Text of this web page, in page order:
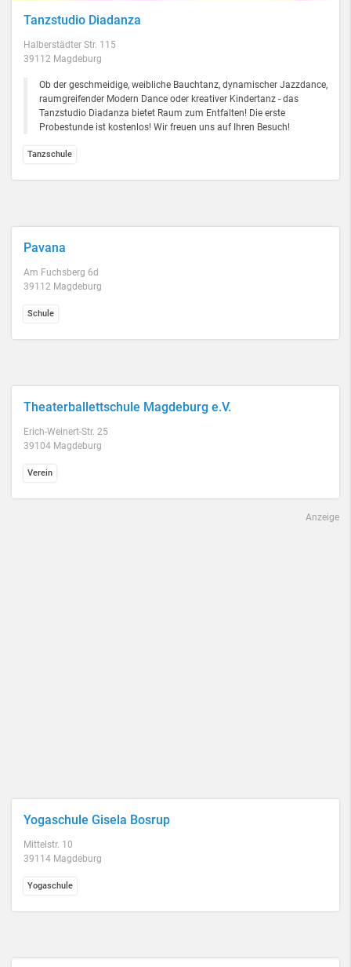
Tanzstudio Diadanza
Halberstädter Str. 115
39112 Magdeburg
Ob der geschmeidige, weibliche Bauchtanz, dynamischer Jazzdance,
raumgreifender Modern Dance oder kreativer Kindertanz - das
Tanzstudio Diadanza bietet Raum zum Entfalten! Die erste
Probestunde ist kostenlos! Wir freuen uns auf Ihren Besuch!
Tanzschule
Pavana
Am Fuchsberg 6d
39112 Magdeburg
Schule
Theaterballettschule Magdeburg e.V.
Erich-Weinert-Str. 25
39104 Magdeburg
Verein
Anzeige
Yogaschule Gisela Bosrup
Mittelstr. 10
39114 Magdeburg
Yogaschule